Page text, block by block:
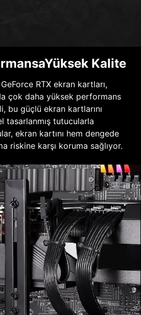
Kalite
RTX ekran kartları,
çok daha yüksek performans
bu güçlü ekran kartlarını
tasarlanmış tutucularla
ekran kartını hem dengede
riskine karşı koruma sağlıyor.